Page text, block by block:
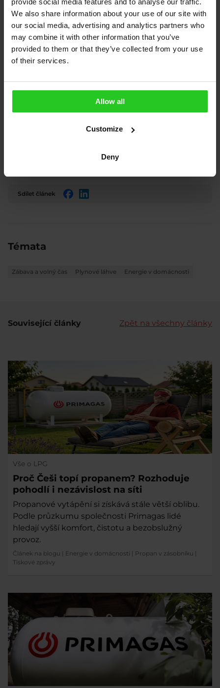
We also share information about your use of our site with
our social media, advertising and analytics partners who
may combine it with other information that you’ve
provided to them or that they’ve collected from your use
of their services.
Allow all
Customize
Deny
Čistý propan je velmi užitečný pro karavany a
poskytuje spolehlivý a energeticky účinný zdroj
tepla, vaření, chlazení a osvětlení.
láhvíza symbolickou cenu 2 Kč/den. Tyto láhve
opravujeme, podrobuje je tlakovým zkouškám a
první náplní doručíme na adresu, kterou si zvolíte.
vybraných prodejců, jejichžmapu najdete zde
Sdílet článek
Facebook
LinkedIn
Témata
Zábava a volný čas Plynové láhve Energie v domácnosti
Související články Zpět na všechny články
Vše o LPG
Proč Češi topí propanem? Rozhoduje
pohodlí i nezávislost na síti
Propanové vytápění si získává stále větší oblibu.
Podle průzkumu společnosti Primagas lidé
hledají vyšší komfort, čistotu a bezobslužný
provoz.
Článek na blogu | Energie v domácnosti | Propan v zásobníku |
Tiskové zprávy